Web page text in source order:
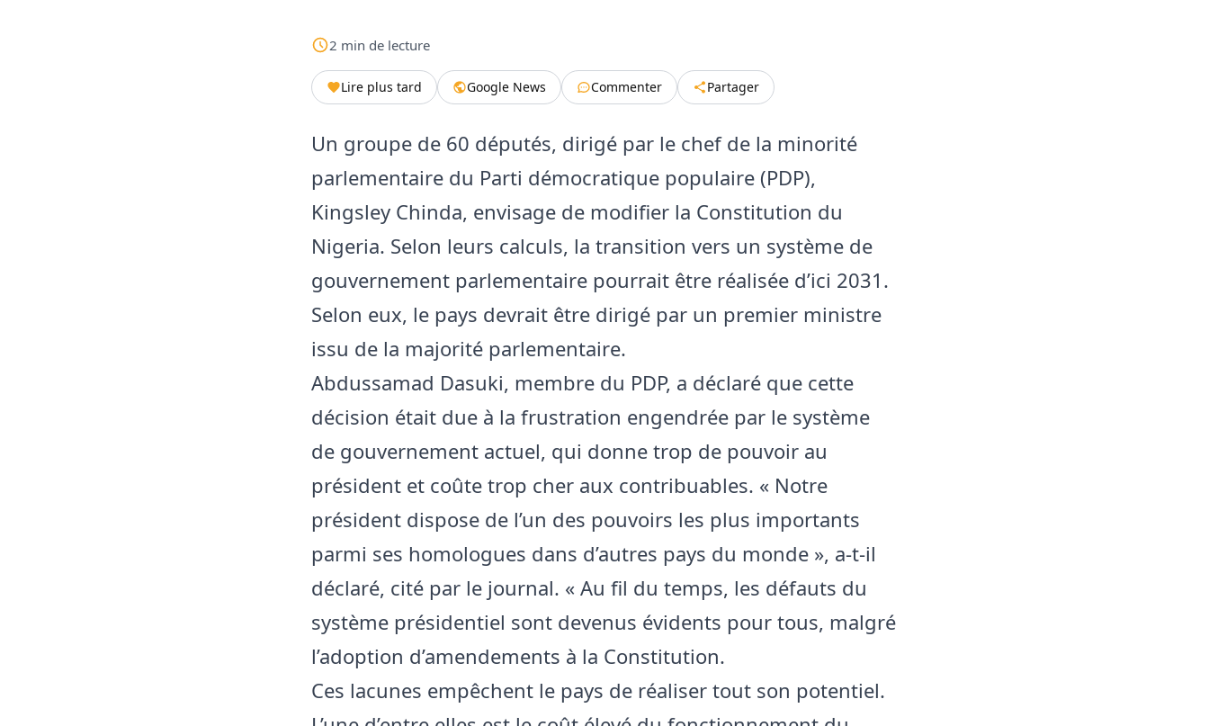
2 min de lecture
Lire plus tard Google News Commenter Partager
Un groupe de 60 députés, dirigé par le chef de la minorité
parlementaire du Parti démocratique populaire (PDP),
Kingsley Chinda, envisage de modifier la Constitution du
Nigeria. Selon leurs calculs, la transition vers un système de
gouvernement parlementaire pourrait être réalisée d’ici 2031.
Selon eux, le pays devrait être dirigé par un premier ministre
issu de la majorité parlementaire.
Abdussamad Dasuki, membre du PDP, a déclaré que cette
décision était due à la frustration engendrée par le système
de gouvernement actuel, qui donne trop de pouvoir au
président et coûte trop cher aux contribuables. « Notre
président dispose de l’un des pouvoirs les plus importants
parmi ses homologues dans d’autres pays du monde », a-t-il
déclaré, cité par le journal. « Au fil du temps, les défauts du
système présidentiel sont devenus évidents pour tous, malgré
l’adoption d’amendements à la Constitution.
Ces lacunes empêchent le pays de réaliser tout son potentiel.